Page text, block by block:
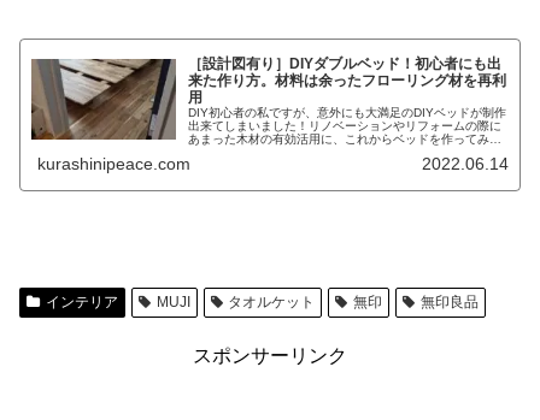
［設計図有り］DIYダブルベッド！初心者にも出
来た作り方。材料は余ったフローリング材を再利
用
DIY初心者の私ですが、意外にも大満足のDIYベッドが制作
出来てしまいました！リノベーションやリフォームの際に
あまった木材の有効活用に、これからベッドを作ってみよ
作に至ったきっかけは...
kurashinipeace.com 2022.06.14
インテリア MUJI タオルケット 無印 無印良品
スポンサーリンク